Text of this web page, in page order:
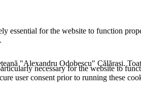
"Alexandru Odobescu" Călărași.
essential for the website to function
necessary for the website to
user consent prior to running these